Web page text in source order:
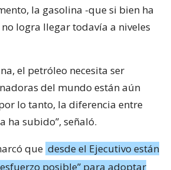
la gasolina -que si bien ha
logra llegar todavía a niveles
el petróleo necesita ser
del mundo están aún
lo tanto, la diferencia entre
ha subido”, señaló.
que desde el Ejecutivo están
posible” para adoptar